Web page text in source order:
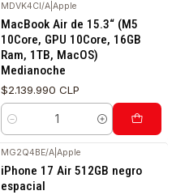
MDVK4CI/A |Apple
MacBook Air de 15.3“ (M5
10Core, GPU 10Core, 16GB
Ram, 1TB, MacOS)
Medianoche
$2.139.990 CLP
Cantidad
MG2Q4BE/A |Apple
iPhone 17 Air 512GB negro
espacial